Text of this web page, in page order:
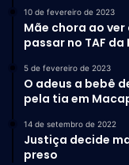
10 de fevereiro de 2023
Mãe chora ao
passar no TAF da
5 de fevereiro de 2023
O adeus a bebê
pela tia em
14 de setembro de 2022
Justiça decide
preso